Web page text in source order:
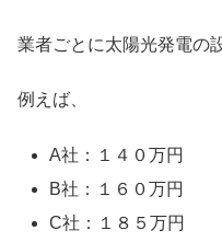
業者ごとに太陽光発電の
例えば、
A社：１４０万円
B社：１６０万円
C社：１８５万円